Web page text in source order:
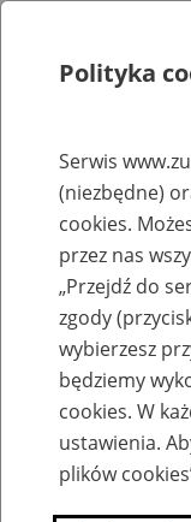
Rejestry, ewidencje i archiwa
Baza
Nazwa zakładu pracy:
SZUKAJ
Polityka
Serwis
(niezbędne)
cookies.
przez nas
„Przejdź do
zgody
wybierzesz
będziemy
cookies. W
ustawienia.
plików